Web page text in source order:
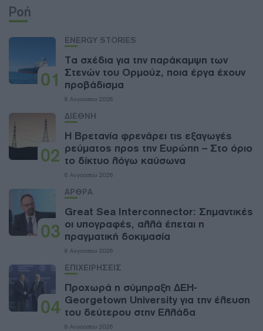
Ροή
01
ENERGY STORIES
Τα σχέδια για την παράκαμψη των
Στενών του Ορμούζ, ποια έργα έχουν
προβάδισμα
8 Αυγούστου 2026
02
ΔΙΕΘΝΗ
Η Βρετανία φρενάρει τις εξαγωγές
ρεύματος προς την Ευρώπη – Στο όριο
το δίκτυο λόγω καύσωνα
8 Αυγούστου 2026
03
ΑΡΘΡΑ
Great Sea Interconnector: Σημαντικές
οι υπογραφές, αλλά έπεται η
πραγματική δοκιμασία
8 Αυγούστου 2026
04
ΕΠΙΧΕΙΡΗΣΕΙΣ
Προχωρά η σύμπραξη ΔΕΗ-
Georgetown University για την έλευση
του δεύτερου στην Ελλάδα
8 Αυγούστου 2026